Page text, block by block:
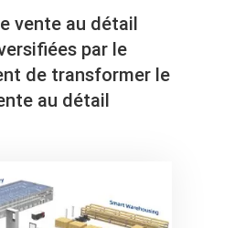
vente au détail
par le
de transformer le
au détail